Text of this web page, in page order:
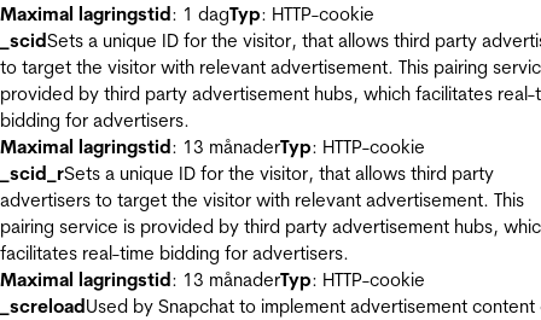
Maximal lagringstid: 1 dagTyp: HTTP-cookie
_scidSets a unique ID for the visitor, that allows third party
to target the visitor with relevant advertisement. This pairing
provided by third party advertisement hubs, which facilitates real-
bidding for advertisers.
Maximal lagringstid: 13 månaderTyp: HTTP-cookie
_scid_rSets a unique ID for the visitor, that allows third party
advertisers to target the visitor with relevant advertisement. This
pairing service is provided by third party advertisement hubs,
facilitates real-time bidding for advertisers.
Maximal lagringstid: 13 månaderTyp: HTTP-cookie
_screloadUsed by Snapchat to implement advertisement content